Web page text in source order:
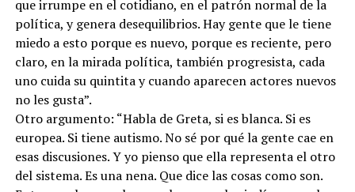
que irrumpe en el cotidiano, en el patrón normal de la
política, y genera desequilibrios. Hay gente que le tiene
miedo a esto porque es nuevo, porque es reciente, pero
claro, en la mirada política, también progresista, cada
uno cuida su quintita y cuando aparecen actores nuevos
no les gusta”.
Otro argumento: “Habla de Greta, si es blanca. Si es
europea. Si tiene autismo. No sé por qué la gente cae en
esas discusiones. Y yo pienso que ella representa el otro
del sistema. Es una nena. Que dice las cosas como son.